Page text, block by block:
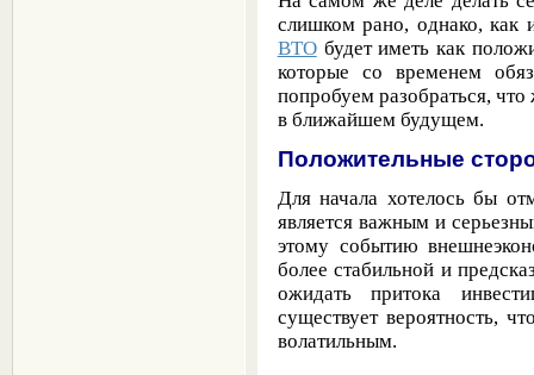
слишком рано, однако,
ВТОбудет иметь как
которые со временем
попробуем разобраться,
в ближайшем будущем.
Положительные
Для начала хотелось бы
является важным и
этому событию
более стабильной и
ожидать притока
существует вероятность,
волатильным.